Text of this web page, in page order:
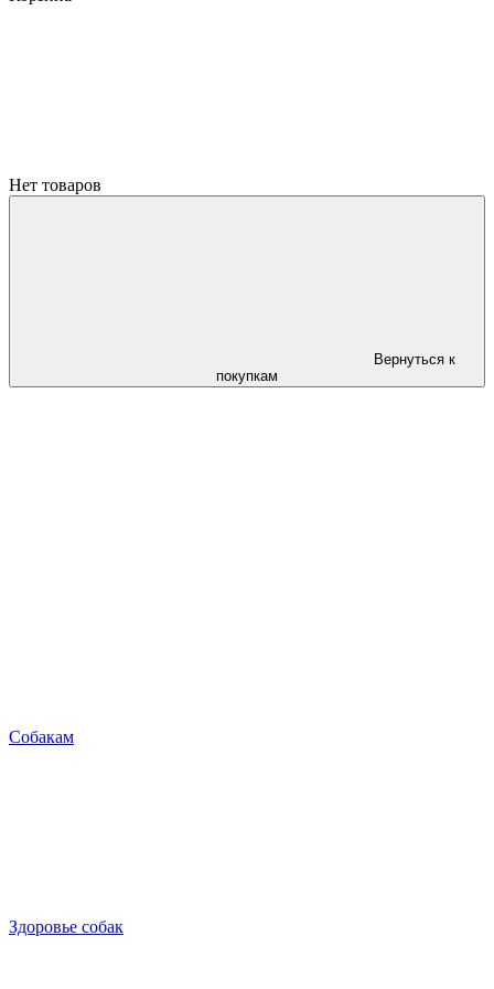
Нет товаров
Вернуться к
покупкам
Собакам
Здоровье собак